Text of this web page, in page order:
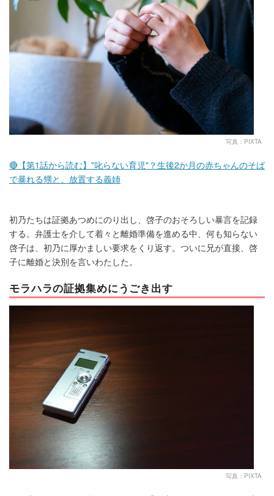
写真：PIXTA
🔴【第1話から読む】"叱らない育児"？生後2か月の赤ちゃんのそば
で暴れる甥と、放置する義姉
初乃たちは証拠あつめにのり出し、啓子のおそろしい暴言を記録
する。弁護士を介して着々と離婚準備を進める中、何も知らない
啓子は、初乃に厚かましい要求をくり返す。ついに兄が直接、啓
子に離婚と決別を言いわたした。
モラハラの証拠集めにうごき出す
写真：PIXTA